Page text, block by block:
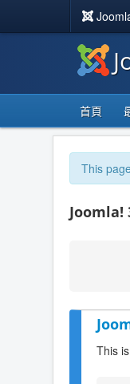
首頁
This
Joomla!
This